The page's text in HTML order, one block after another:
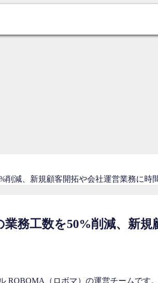
削減、新規顧客開拓や会社運営業務に時
業務工数を50%削減、新
ROBOMA（ロボマ）の運営チームです。